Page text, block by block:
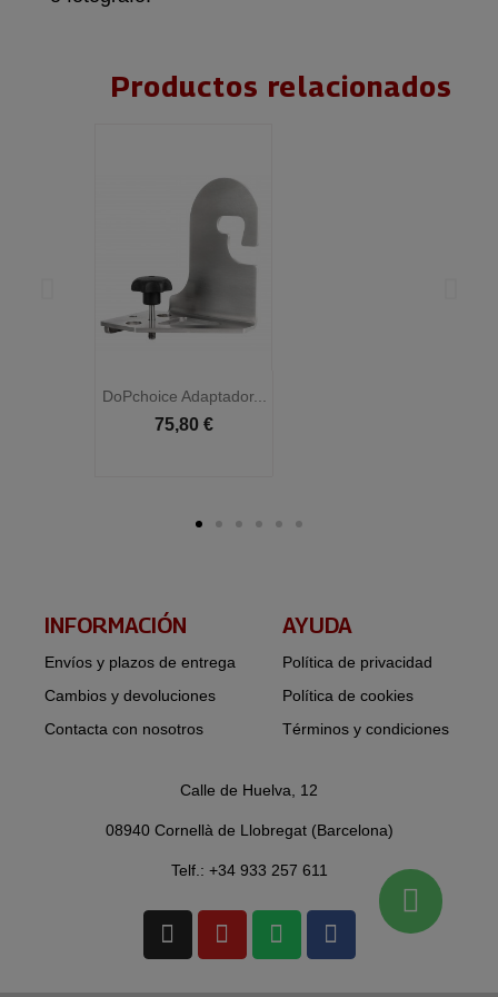
Productos relacionados
DoPchoice Adaptador...
75,80 €
INFORMACIÓN​
Envíos y plazos de entrega
Cambios y devoluciones
Contacta con nosotros
AYUDA
Política de privacidad
Política de cookies
Términos y condiciones
Calle de Huelva, 12
08940 Cornellà de Llobregat (Barcelona)
Telf.: +34 933 257 611